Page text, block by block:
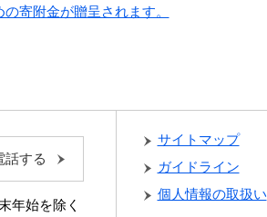
寄附金が贈呈されます。
年始を除く
話する
サイトマップ
ガイドライン
個人情報の取扱い